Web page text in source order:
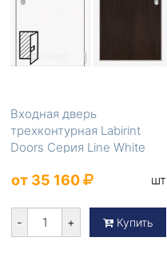
Входная дверь
трехконтурная Labirint
Doors Серия Line White
от 35 160 шт
- + Купить